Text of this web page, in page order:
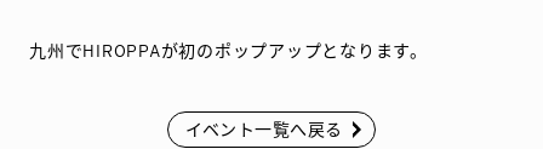
九州でHIROPPAが初のポップアップとなります。
イベント一覧へ戻る